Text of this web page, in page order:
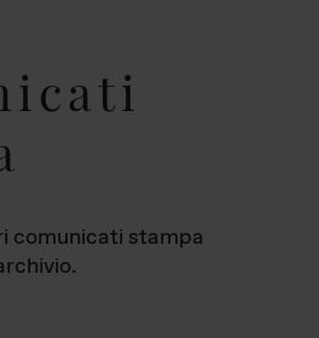
comunicati stampa